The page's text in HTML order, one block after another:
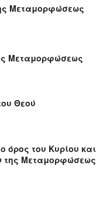
Μεταμορφώσεως
Μεταμορφώσεως
Θεού
όρος του Κυρίου και
της Μεταμορφώσεως